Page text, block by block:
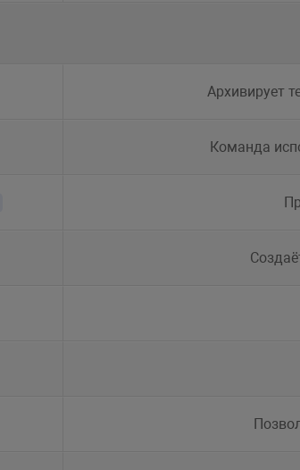
Архивирует
Команда